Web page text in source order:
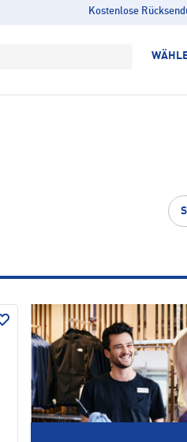
Kostenlose